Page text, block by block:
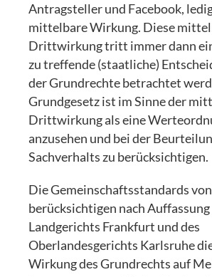
Antragsteller und Facebook,
mittelbare Wirkung. Diese
Drittwirkung tritt immer dann
zu treffende (staatliche)
der Grundrechte betrachtet
Grundgesetz ist im Sinne der
Drittwirkung als eine
anzusehen und bei der
Sachverhalts zu berücksichtigen.
Die Gemeinschaftsstandards
berücksichtigen nach Auffassung
Landgerichts Frankfurt und des
Oberlandesgerichts Karlsruhe
Wirkung des Grundrechts auf